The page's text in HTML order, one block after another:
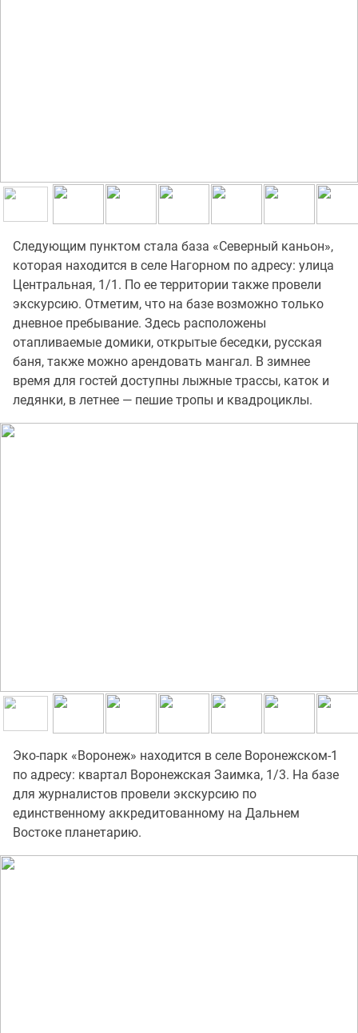
Следующим пунктом стала база «Северный каньон»,
которая находится в селе Нагорном по адресу: улица
Центральная, 1/1. По ее территории также провели
экскурсию. Отметим, что на базе возможно только
дневное пребывание. Здесь расположены
отапливаемые домики, открытые беседки, русская
баня, также можно арендовать мангал. В зимнее
время для гостей доступны лыжные трассы, каток и
ледянки, в летнее — пешие тропы и квадроциклы.
Эко-парк «Воронеж» находится в селе Воронежском-1
по адресу: квартал Воронежская Заимка, 1/3. На базе
для журналистов провели экскурсию по
единственному аккредитованному на Дальнем
Востоке планетарию.